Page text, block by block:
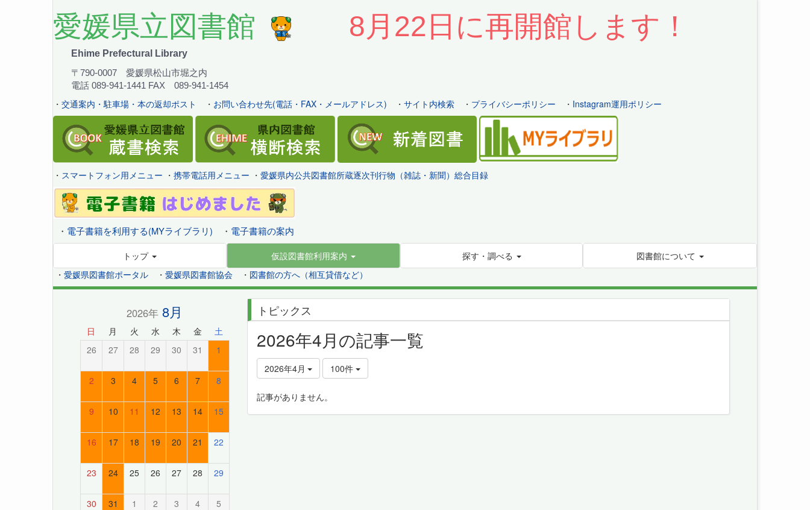
愛媛県立図書館 8月22日に再開館します！
Ehime Prefectural Library
〒790-0007 愛媛県松山市堀之内
電話 089-941-1441 FAX 089-941-1454
・ 交通案内・駐車場・本の返却ポスト ・ お問い合わせ先(電話・FAX・メールアドレス) ・ サイト内検索 ・ プライバシーポリシー ・ Instagram運用ポリシー
・ スマートフォン用メニュー ・ 携帯電話用メニュー ・ 愛媛県内公共図書館所蔵逐次刊行物（雑誌・新聞）総合目録
・ 電子書籍を利用する(MYライブラリ) ・ 電子書籍の案内
トップ 仮設図書館利用案内 探す・調べる
図書館について
・ 愛媛県図書館ポータル ・ 愛媛県図書館協会 ・ 図書館の方へ（相互貸借など）
トピックス
2026年4月の記事一覧
2026年4月 100件
記事がありません。
2026年 8月
日 月 火 水 木 金 土
26 27 28 29 30 31 1
2 3 4 5 6 7 8
9 10 11 12 13 14 15
16 17 18 19 20 21 22
23 24 25 26 27 28 29
30 31 1 2 3 4 5